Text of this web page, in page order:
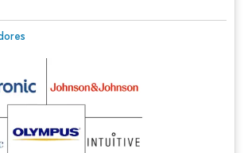
O reuso requer atribuição conforme CC BY 4.0.